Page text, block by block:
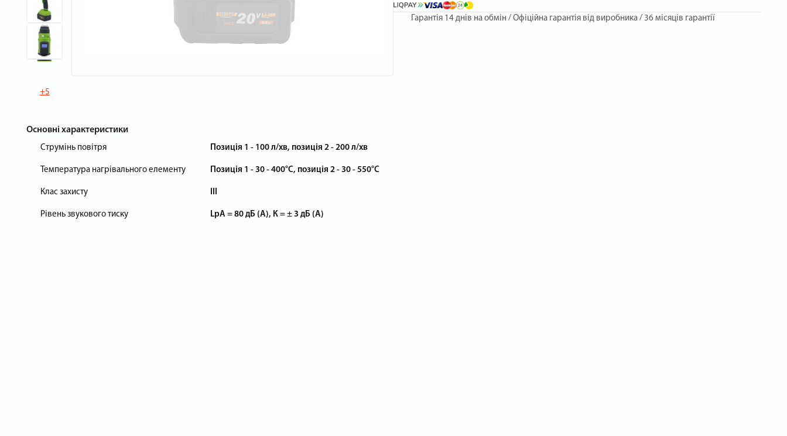
+5
Основні характеристики
Струмінь повітря Позиція 1 - 100 л/хв, позиція 2 - 200 л/хв
Температура нагрівального елементу Позиція 1 - 30 - 400°С, позиція 2 - 30 - 550°С
Клас захисту III
Рівень звукового тиску LpA = 80 дБ (А), К = ± 3 дБ (А)
Гарантія 14 днів на обмін / Офіційна гарантія від виробника / 36 місяців гарантії